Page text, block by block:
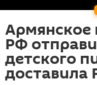
Армянское
РФ
детского
доставила